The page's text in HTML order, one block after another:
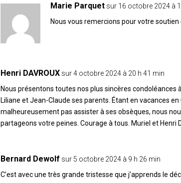
Marie Parquet sur 16 octobre 2024 à
Nous vous remercions pour votre
Henri DAVROUX sur 4 octobre 2024 à 20 h 41 min
Nous présentons toutes nos plus sincères condoléances
Liliane et Jean-Claude ses parents. Étant en vacances en
malheureusement pas assister à ses obsèques, nous
partageons votre peines. Courage à tous. Muriel et Henri
Bernard Dewolf sur 5 octobre 2024 à 9 h 26 min
C’est avec une très grande tristesse que j’apprends le